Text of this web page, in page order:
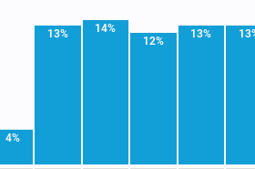
4%
13% 14%
12%
13%